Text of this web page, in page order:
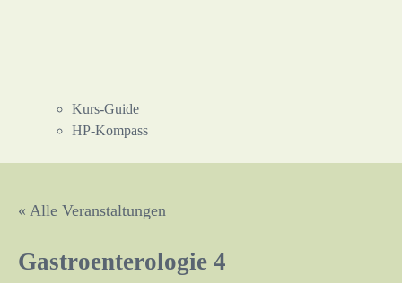
Kurs-Guide
HP-Kompass
« Alle Veranstaltungen
Gastroenterologie 4